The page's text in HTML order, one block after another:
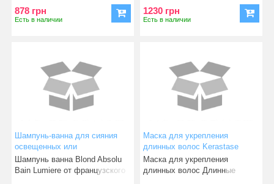
878 грн
Есть в наличии
1230 грн
Есть в наличии
Шампунь-ванна для сияния
освещенных или
мелированных волосKerastase
Blond Absolu Bain Lumiere 80
Шампунь ванна Blond Absolu
Bain Lumiere от французского
Маска для укрепления
длинных волос Kerastase
Resistance Masque
Extentioniste 75 ml
Маска для укрепления
длинных волос Длинные